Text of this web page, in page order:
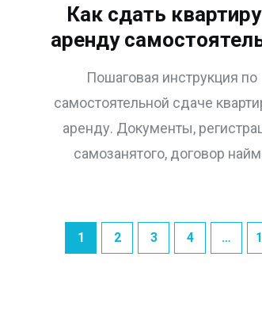
Как сдать
аренду
для собственника
Пошаговая инструкция по
самостоятельной сдаче
аренду. Документы,
самозанятого, договор
1 2 3 4 …